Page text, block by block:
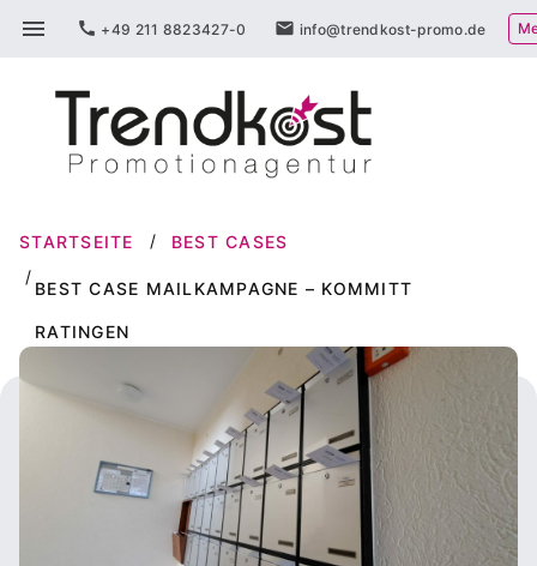
Inhalt
menu call +49 211 8823427-0 mail info@trendkost-promo.de
STARTSEITE BEST CASES
BEST CASE MAILKAMPAGNE – KOMMITT
RATINGEN